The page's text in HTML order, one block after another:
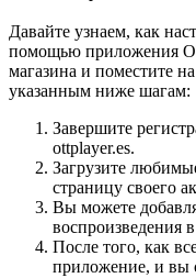
Давайте узнаем, как
помощью приложения
магазина и поместите
указанным ниже шагам:
Завершите
ottplayer.es.
Загрузите
страницу своего
Вы можете
воспроизведения
После того, как
приложение, и вы